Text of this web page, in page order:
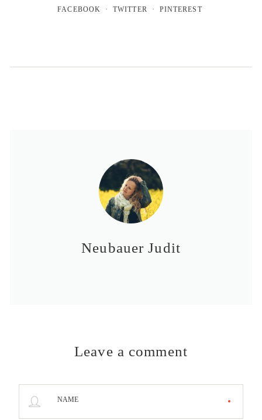
FACEBOOK TWITTER PINTEREST
Neubauer Judit
Leave a comment
NAME